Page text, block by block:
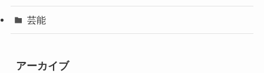
芸能
アーカイブ